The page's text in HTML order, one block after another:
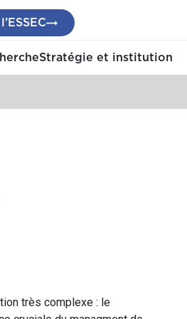
Stratégie et institution
très complexe : le